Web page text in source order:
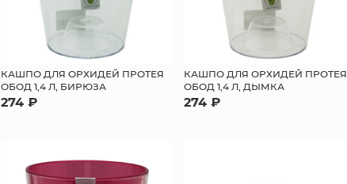
КАШПО ДЛЯ ОРХИДЕЙ ПРОТЕЯ
ОБОД 1,4 Л, БИРЮЗА
274 ₽
КАШПО ДЛЯ ОРХИДЕЙ ПРОТЕЯ
ОБОД 1,4 Л, ДЫМКА
274 ₽